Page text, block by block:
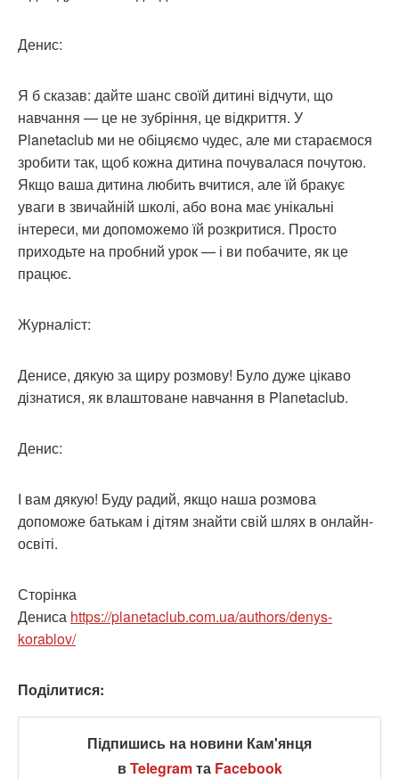
Денис:
Я б сказав: дайте шанс своїй дитині відчути, що
навчання — це не зубріння, це відкриття. У
Planetaclub ми не обіцяємо чудес, але ми стараємося
зробити так, щоб кожна дитина почувалася почутою.
Якщо ваша дитина любить вчитися, але їй бракує
уваги в звичайній школі, або вона має унікальні
інтереси, ми допоможемо їй розкритися. Просто
приходьте на пробний урок — і ви побачите, як це
працює.
Журналіст:
Денисе, дякую за щиру розмову! Було дуже цікаво
дізнатися, як влаштоване навчання в Planetaclub.
Денис:
І вам дякую! Буду радий, якщо наша розмова
допоможе батькам і дітям знайти свій шлях в онлайн-
освіті.
Сторінка
Дениса https://planetaclub.com.ua/authors/denys-
korablov/
Поділитися:
Підпишись на новини Кам'янця
вTelegramта Facebook